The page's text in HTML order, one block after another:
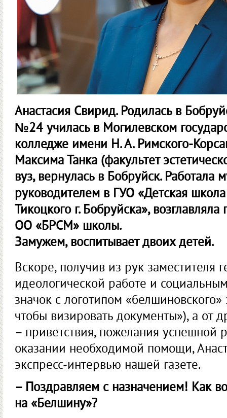
Анастасия Свирид.Родилась в
№24 училась в Могилевском
колледже имени Н. А. Римского-
Максима Танка (факультет
вуз, вернулась в Бобруйск. Работала
руководителем в ГУО «Детская
Тикоцкого г. Бобруйска»,
ОО «БРСМ» школы.
Замужем, воспитывает двоих детей.
Вскоре, получив из рук заместителя
идеологической работе и
значок с логотипом «белшиновского»
чтобы визировать документы»), а от
– приветствия, пожелания успешной
оказании необходимой помощи,
экспресс-интервью нашей газете.
– Поздравляем с назначением! Как
на «Белшину»?